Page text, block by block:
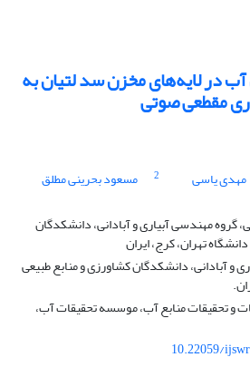
در لایه‌های مخزن سد لتیان به
مقطعی صوتی
مهدی یاسی 2 مسعود بحرینی مطلق
گروه مهندسی آبیاری و آبادانی، دانشکدگان
تهران، کرج، ایران
و آبادانی، دانشکدگان کشاورزی و منابع طبیعی
و تحقیقات منابع آب، موسسه تحقیقات آب،
10.22059/